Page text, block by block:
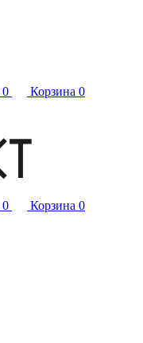
0 Корзина 0
0 Корзина 0